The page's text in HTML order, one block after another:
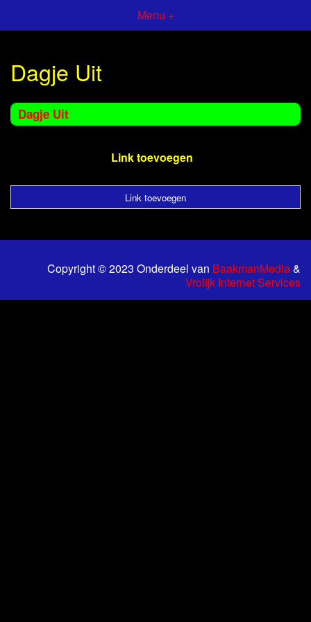
Menu +
Dagje Uit
Dagje Uit
Link toevoegen
Link toevoegen
Copyright © 2023 Onderdeel van BaakmanMedia&
Vrolijk Internet Services